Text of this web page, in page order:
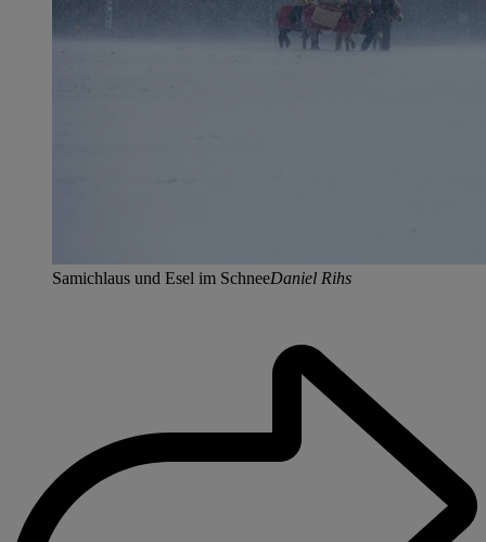
Samichlaus und Esel im SchneeDaniel Rihs